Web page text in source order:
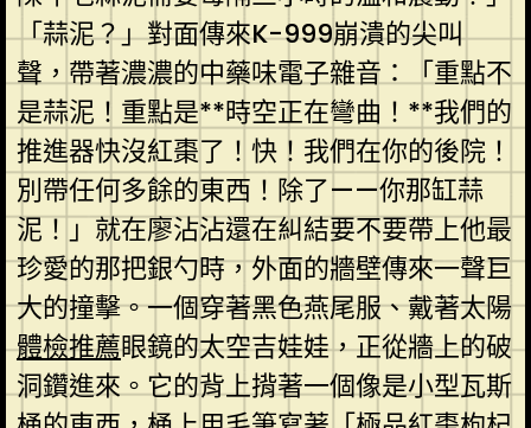
「蒜泥？」對面傳來K-999崩潰的尖叫
聲，帶著濃濃的中藥味電子雜音：「重點不
是蒜泥！重點是**時空正在彎曲！**我們的
推進器快沒紅棗了！快！我們在你的後院！
別帶任何多餘的東西！除了——你那缸蒜
泥！」就在廖沾沾還在糾結要不要帶上他最
珍愛的那把銀勺時，外面的牆壁傳來一聲巨
大的撞擊。一個穿著黑色燕尾服、戴著太陽
體檢推薦眼鏡的太空吉娃娃，正從牆上的破
洞鑽進來。它的背上揹著一個像是小型瓦斯